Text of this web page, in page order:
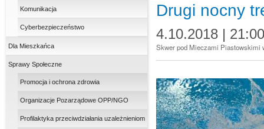
Komunikacja
Cyberbezpieczeństwo
Dla Mieszkańca
Sprawy Społeczne
Promocja i ochrona zdrowia
Organizacje Pozarządowe OPP/NGO
Profilaktyka przeciwdziałania uzależnieniom
Drugi nocny
4.10.2018 | 21:00
Skwer pod Mieczami Piastowskimi